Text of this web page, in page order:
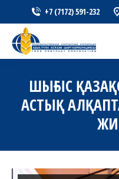
+7 (7172) 591-232
ШЫҒЫС
AСТЫҚ